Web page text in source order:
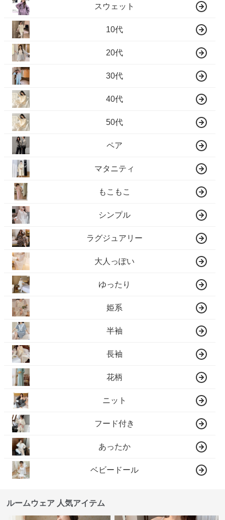
スウェット
10代
20代
30代
40代
50代
ペア
マタニティ
もこもこ
シンプル
ラグジュアリー
大人っぽい
ゆったり
姫系
半袖
長袖
花柄
ニット
フード付き
あったか
ベビードール
ルームウェア 人気アイテム